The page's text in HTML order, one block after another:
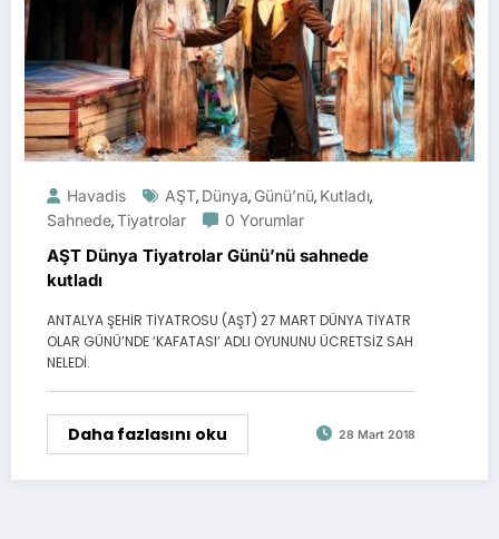
Havadis AŞT, Dünya, Günü’nü, Kutladı,
Sahnede,Tiyatrolar 0 Yorumlar
AŞT Dünya Tiyatrolar Günü’nü sahnede
kutladı
ANTALYA ŞEHİR TİYATROSU (AŞT) 27 MART DÜNYA TİYATR
OLAR GÜNÜ’NDE ‘KAFATASI’ ADLI OYUNUNU ÜCRETSİZ SAH
NELEDİ.
Daha fazlasını oku 28 Mart 2018